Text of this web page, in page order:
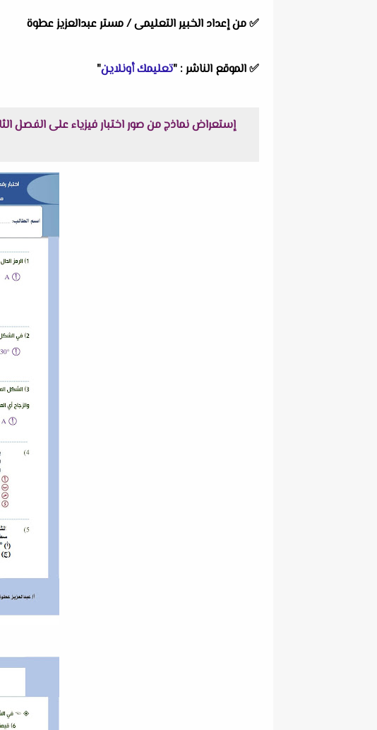
✅من إعداد الخبير التعليمى /مستر عبدالعزيز عطوة
✅الموقع الناشر : "تعليمك أونلاين"
إستعراض نماذج من صور اختبار فيزياء على الفصل الثانى الضوء للصف الثانى